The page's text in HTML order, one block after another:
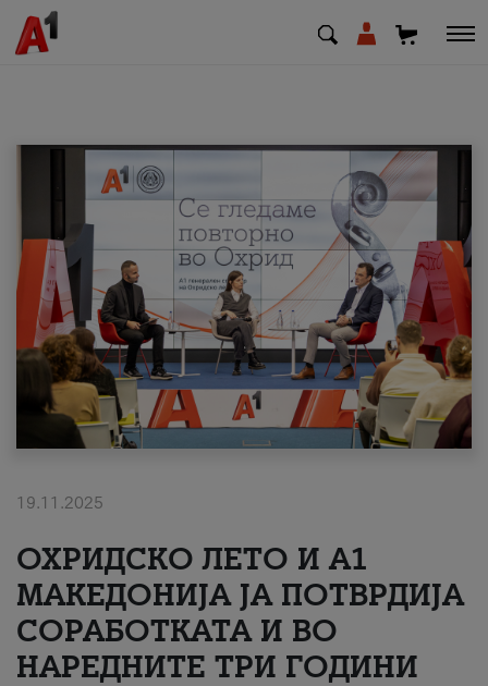
МК SQ
Приватни Деловни
Поддршка
Надополни кредит
#ПодобарОнлајн
19.11.2025
ОХРИДСКО ЛЕТО И A1
МАКЕДОНИЈА ЈА ПОТВРДИЈА
СОРАБОТКАТА И ВО
НАРЕДНИТЕ ТРИ ГОДИНИ